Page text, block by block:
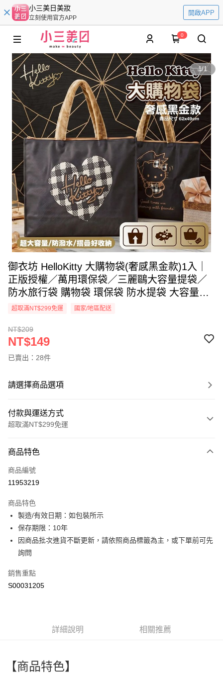
小三美日美妝
立刻使用官方APP
開啟APP
0
1/1
御衣坊 HelloKitty 大購物袋(奢感黑金款)1入｜
正版授權／萬用環保袋／三麗鷗大容量提袋／
防水旅行袋 購物袋 環保袋 防水提袋 大容量提
袋 Hello Kitty【DS031004】
超取滿NT$299免運 國家/地區配送
NT$209
NT$149
已賣出：28件
請選擇商品選項
付款與運送方式
超取滿NT$299免運
信用卡一次付款
超商取貨付款
Apple Pay
街口支付
全盈+PAY
ATM付款
萊爾富取貨付款
商品特色
商品編號
11953219
商品特色
製造/有效日期：如包裝所示
保存期限：10年
因商品批次進貨不斷更新，請依照商品標籤為主，或下單前可先
詢問
銷售重點
S00031205
詳細說明 相關推薦
【商品特色】